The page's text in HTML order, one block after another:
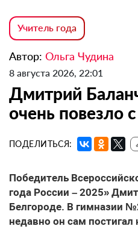
Учитель года
Автор: Ольга Чудина
8 августа 2026, 22:01
Дмитрий
очень повезло
ПОДЕЛИТЬСЯ:
Победитель
года России – 2025»
Белгороде. В гимназии
недавно он сам постигал